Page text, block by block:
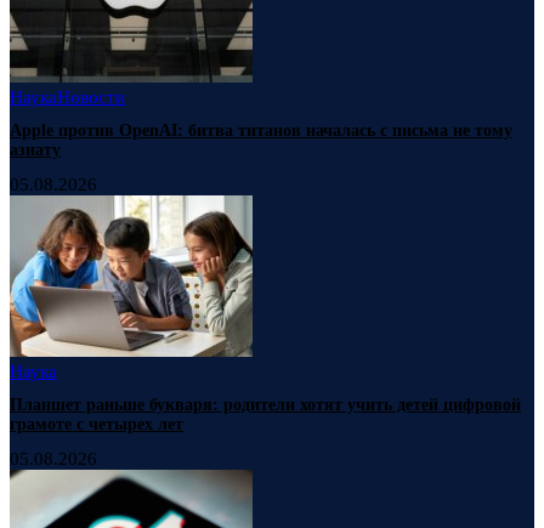
НаукаНовости
Apple против OpenAI: битва титанов началась с письма не тому
азиату
05.08.2026
Наука
Планшет раньше букваря: родители хотят учить детей цифровой
грамоте с четырех лет
05.08.2026